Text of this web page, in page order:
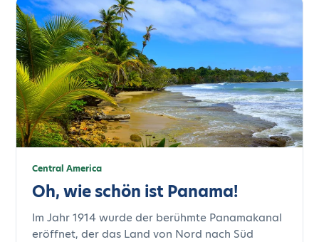
Central America
Oh, wie schön ist Panama!
Im Jahr 1914 wurde der berühmte Panamakanal
eröffnet, der das Land von Nord nach Süd